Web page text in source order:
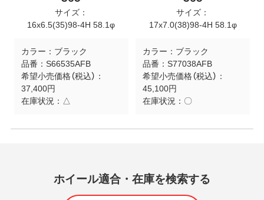
サイズ：
16x6.5(35)98-4H 58.1φ
カラー： ブラック
品番： S66535AFB
希望小売価格（税込）：
37,400円
在庫状況： △
サイズ：
17x7.0(38)98-4H 58.1φ
カラー： ブラック
品番： S77038AFB
希望小売価格（税込）：
45,100円
在庫状況： 〇
ホイール適合・在庫を検索する